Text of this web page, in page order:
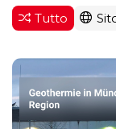
Tutto